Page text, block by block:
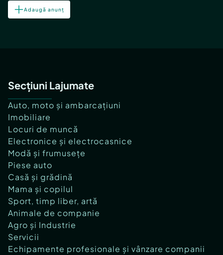
Adaugă anunț
Secțiuni Lajumate
Auto, moto și ambarcațiuni
Imobiliare
Locuri de muncă
Electronice și electrocasnice
Modă și frumusețe
Piese auto
Casă și grădină
Mama și copilul
Sport, timp liber, artă
Animale de companie
Agro și Industrie
Servicii
Echipamente profesionale și vânzare companii